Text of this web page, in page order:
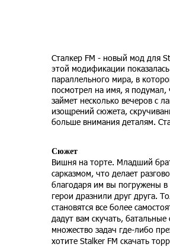
Сталкер FM - новый мод для
этой модификации
параллельного мира, в
посмотрел на имя, я
займет несколько вечеров с
изощрений сюжета,
больше внимания деталям.
Сюжет
Вишня на торте. Младший
сарказмом, что делает
благодаря им вы погружены
герои дразнили друг друга.
становятся все более
дадут вам скучать,
множество задач где-либо
хотите Stalker FM скачать